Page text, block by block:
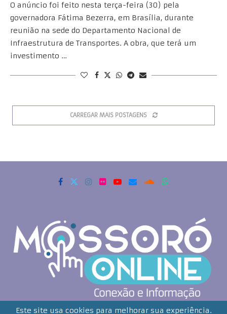
O anúncio foi feito nesta terça-feira (30) pela
governadora Fátima Bezerra, em Brasília, durante
reunião na sede do Departamento Nacional de
Infraestrutura de Transportes. A obra, que terá um
investimento …
CARREGAR MAIS POSTAGENS
Copyrigth 2021 - Todos os direitos reservados. Mossoró Online
Este site usa cookies para melhorar sua experiência.